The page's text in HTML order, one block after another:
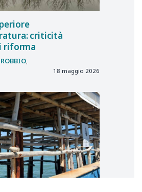
criticità
riforma
ROBBIO
18 maggio 2026